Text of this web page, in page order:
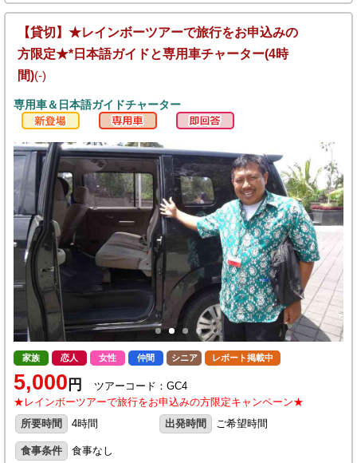
【貸切】★レインボーツアーで旅行をお申込みの
方限定★*日本語ガイドと専用車チャーター(4時
間)(-)
専用車＆日本語ガイドチャーター
家族 恋人 女性 仲間 シニア レポート掲載中
5,000 円
ツアーコード：GC4
★レインボーツアーで旅行をお申込みの方限定キャンペーン★
所要時間
4時間 出発時間 ご希望時間
食事条件 食事なし